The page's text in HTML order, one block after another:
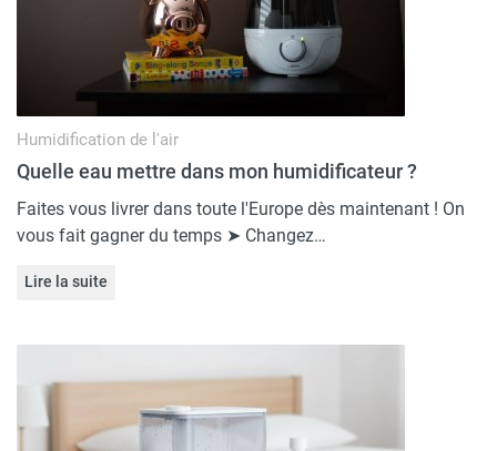
Humidification de l'air
Quelle eau mettre dans mon humidificateur ?
Faites vous livrer dans toute l'Europe dès maintenant ! On
vous fait gagner du temps ➤ Changez…
Lire la suite